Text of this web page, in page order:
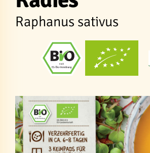
Raphanus sativus